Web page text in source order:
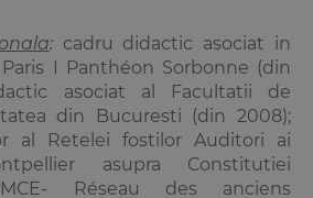
: cadru didactic asociat in
I Panthéon Sorbonne (din
asociat al Facultatii de
din Bucuresti (din 2008);
al Retelei fostilor Auditori ai
asupra Constitutiei
Réseau des anciens